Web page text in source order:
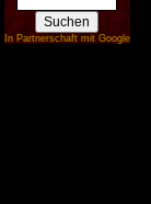
In Partnerschaft mit Google